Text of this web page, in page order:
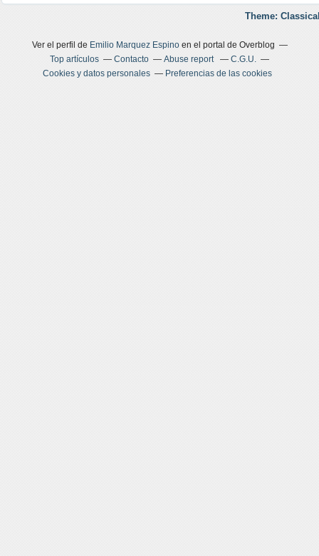
Theme:
Ver el perfil de Emilio Marquez Espinoen el portal de Overblog
Top artículos
Contacto Abuse report
C.G.U.
Cookies y datos personales
Preferencias de las cookies